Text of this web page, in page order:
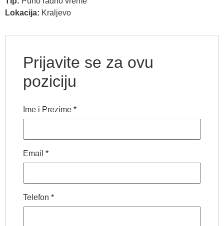
Lokacija: Kraljevo
Prijavite se za ovu
poziciju
Ime i Prezime *
Email *
Telefon *